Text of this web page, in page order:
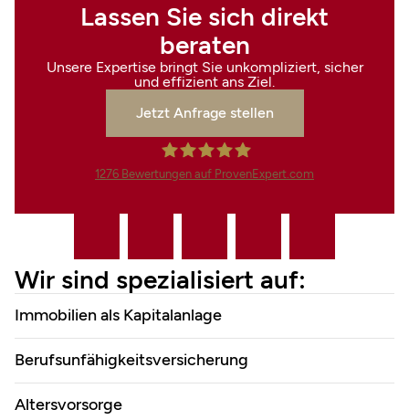
Lassen Sie sich direkt
beraten
Unsere Expertise bringt Sie unkompliziert, sicher
und effizient ans Ziel.
Jetzt Anfrage stellen
1276 Bewertungen auf ProvenExpert.com
Wir sind spezialisiert auf:
Immobilien als Kapitalanlage
Berufsunfähigkeitsversicherung
Altersvorsorge